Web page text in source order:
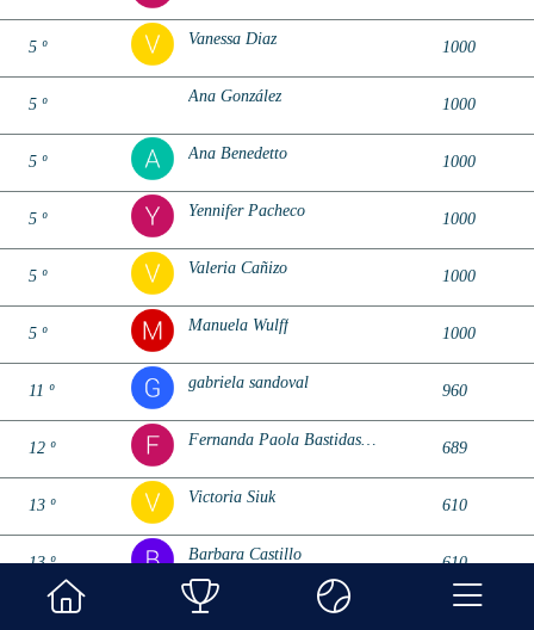
5 º Vanessa Diaz 1000
5 º Ana González 1000
5 º Ana Benedetto 1000
5 º Yennifer Pacheco 1000
5 º Valeria Cañizo 1000
5 º Manuela Wulff 1000
11 º gabriela sandoval 960
12 º Fernanda Paola Bastidas Moreno 689
13 º Victoria Siuk 610
13 º Barbara Castillo 610
Estefania Aponte